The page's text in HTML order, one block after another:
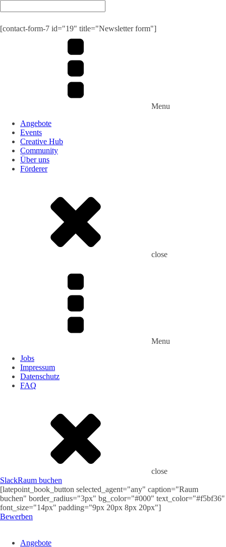
[contact-form-7 id="19" title="Newsletter form"]
Menu
Angebote
Events
Creative Hub
Community
Über uns
Förderer
close
Menu
Jobs
Impressum
Datenschutz
FAQ
close
SlackRaum buchen
[latepoint_book_button selected_agent="any" caption="Raum
buchen" border_radius="3px" bg_color="#000" text_color="#f5bf36"
font_size="14px" padding="9px 20px 8px 20px"]
Bewerben
Angebote